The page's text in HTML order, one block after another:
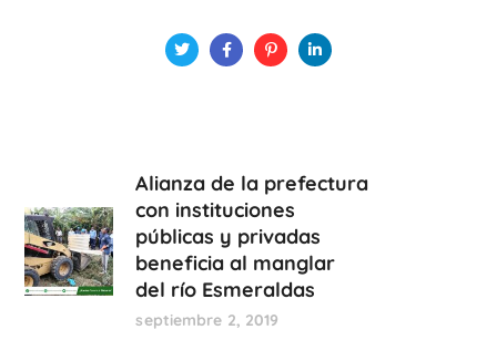
Alianza de la prefectura
con instituciones
públicas y privadas
beneficia al manglar
del río Esmeraldas
septiembre 2, 2019